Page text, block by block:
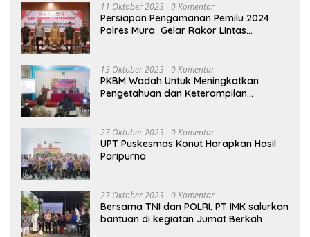
11 Oktober 2023 0 Komentar
Persiapan Pengamanan Pemilu 2024
Polres Mura Gelar Rakor Lintas
13 Oktober 2023 0 Komentar
PKBM Wadah Untuk Meningkatkan
Pengetahuan dan Keterampilan
27 Oktober 2023 0 Komentar
UPT Puskesmas Konut Harapkan Hasil
Paripurna
27 Oktober 2023 0 Komentar
Bersama TNI dan POLRI, PT IMK salurkan
bantuan di kegiatan Jumat Berkah